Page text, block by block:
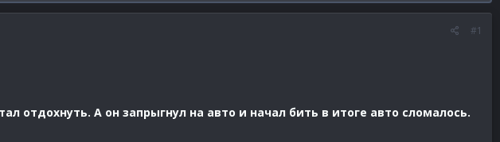
#1
отдохнуть. А он запрыгнул на авто и начал бить в итоге авто сломалось.